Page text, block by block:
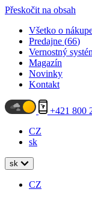
Přeskočit na obsah
Všetko o
Predajne (66)
Vernostný
Magazín
Novinky
Kontakt
+421 800
CZ
sk
sk
CZ